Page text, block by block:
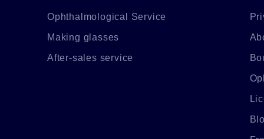
Ophthalmological Service
Making glasses
After-sales service